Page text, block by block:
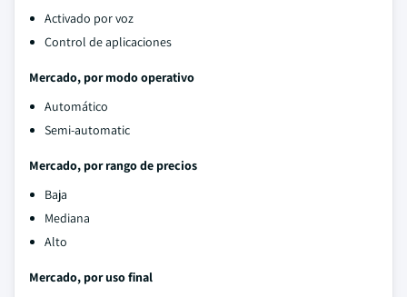
Activado por voz
Control de aplicaciones
Mercado, por modo operativo
Automático
Semi-automatic
Mercado, por rango de precios
Baja
Mediana
Alto
Mercado, por uso final